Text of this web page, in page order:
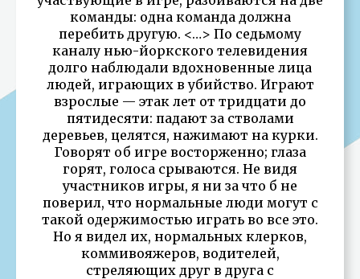
команды: одна команда должна
перебить другую. <…> По седьмому
каналу нью-йоркского телевидения
долго наблюдали вдохновенные лица
людей, играющих в убийство. Играют
взрослые — этак лет от тридцати до
пятидесяти: падают за стволами
деревьев, целятся, нажимают на курки.
Говорят об игре восторженно; глаза
горят, голоса срываются. Не видя
участников игры, я ни за что б не
поверил, что нормальные люди могут с
такой одержимостью играть во все это.
Но я видел их, нормальных клерков,
коммивояжеров, водителей,
стреляющих друг в друга с